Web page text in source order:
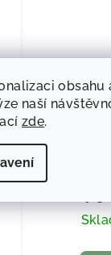
naší
zde.